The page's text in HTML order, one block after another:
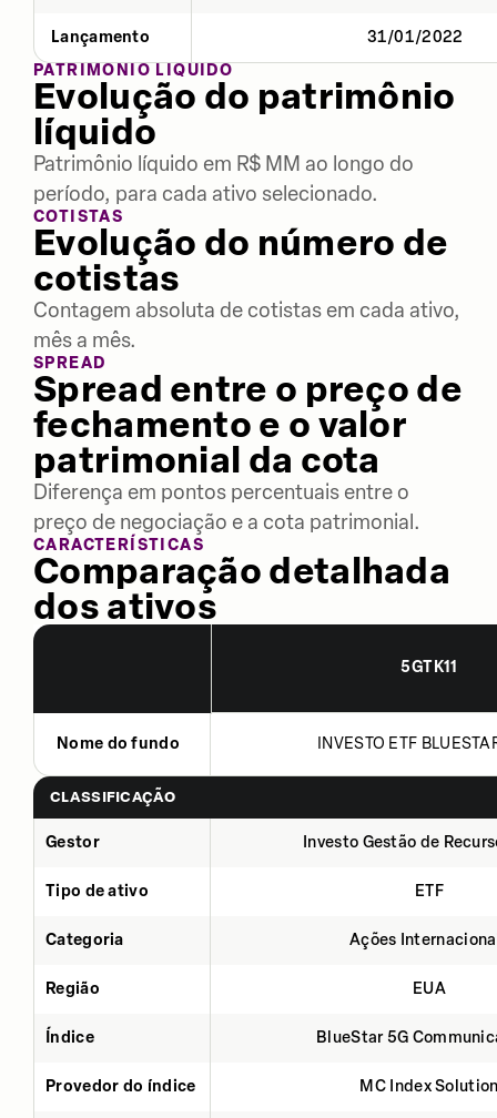
Lançamento
31/01/2022
PATRIMÔNIO LÍQUIDO
Evolução do patrimônio
líquido
Patrimônio líquido em R$ MM ao longo do
período, para cada ativo selecionado.
COTISTAS
Evolução do número de
cotistas
Contagem absoluta de cotistas em cada ativo,
mês a mês.
SPREAD
Spread entre o preço de
fechamento e o valor
patrimonial da cota
Diferença em pontos percentuais entre o
preço de negociação e a cota patrimonial.
CARACTERÍSTICAS
Comparação detalhada
dos ativos
5GTK11
Nome do fundo INVESTO ETF
CLASSIFICAÇÃO
Gestor Investo Gestão de
Tipo de ativo ETF
Categoria Ações
Região EUA
Índice BlueStar 5G
Provedor do índice MC Index